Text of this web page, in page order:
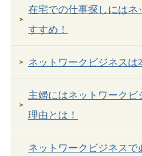
在宅での仕事探しには
すすめ！
ネットワークビジネスは
主婦にはネットワーク
理由とは！
ネットワークビジネス